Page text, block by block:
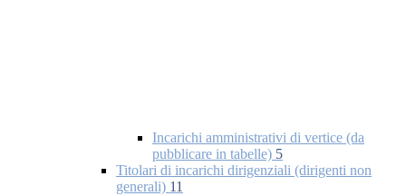
Incarichi amministrativi di vertice (da
pubblicare in tabelle) 5
Titolari di incarichi dirigenziali (dirigenti non
generali) 11